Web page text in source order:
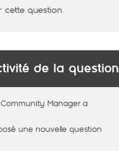
cette question
de la question
Manager a
une nouvelle question